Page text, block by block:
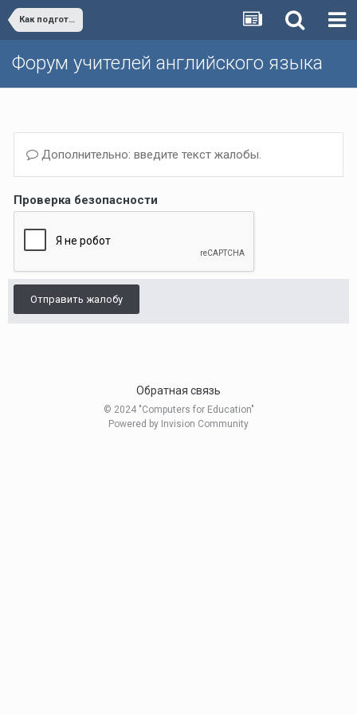
Как подготовить к экзаменам (ГИА (ОГЭ, ЕГЭ), FCE, IELTS, TOEFL...) / Training for Exams
Форум учителей английского языка
Дополнительно: введите текст жалобы.
Проверка безопасности
Отправить жалобу
Обратная связь
© 2024 "Computers for Education"
Powered by Invision Community